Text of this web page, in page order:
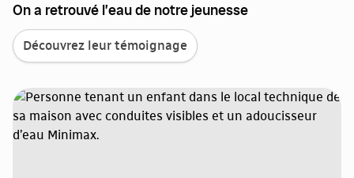
On a retrouvé l’eau de notre jeunesse
Découvrez leur témoignage